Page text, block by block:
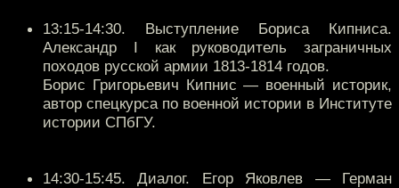
13:15-14:30. Выступление Бориса Кипниса.
Александр I как руководитель заграничных
походов русской армии 1813-1814 годов.
Борис Григорьевич Кипнис — военный историк,
автор спецкурса по военной истории в Институте
истории СПбГУ.
14:30-15:45. Диалог. Егор Яковлев — Герман